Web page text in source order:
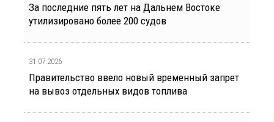
За последние пять лет на Дальнем Востоке
утилизировано более 200 судов
31.07.2026
Правительство ввело новый временный запрет
на вывоз отдельных видов топлива